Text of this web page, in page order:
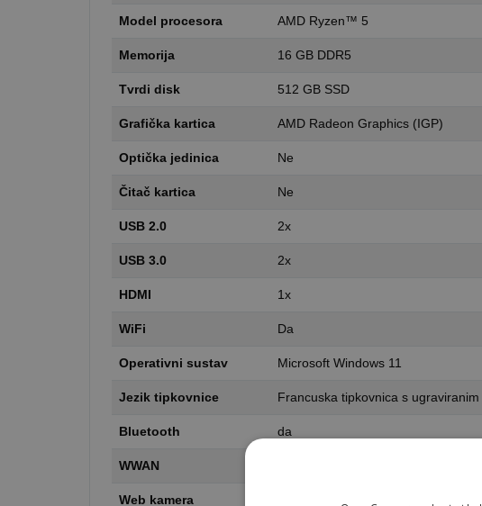
Model procesora AMD Ryzen™ 5
Memorija 16 GB DDR5
Tvrdi disk 512 GB SSD
Grafička kartica AMD Radeon Graphics (IGP)
Optička jedinica Ne
Čitač kartica Ne
USB 2.0 2x
USB 3.0 2x
HDMI 1x
WiFi Da
Operativni sustav Microsoft Windows 11
Jezik tipkovnice Francuska tipkovnica s
Bluetooth da
WWAN
Web kamera